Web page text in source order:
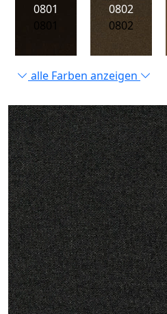
0801
0802
0802
alle Farben anzeigen